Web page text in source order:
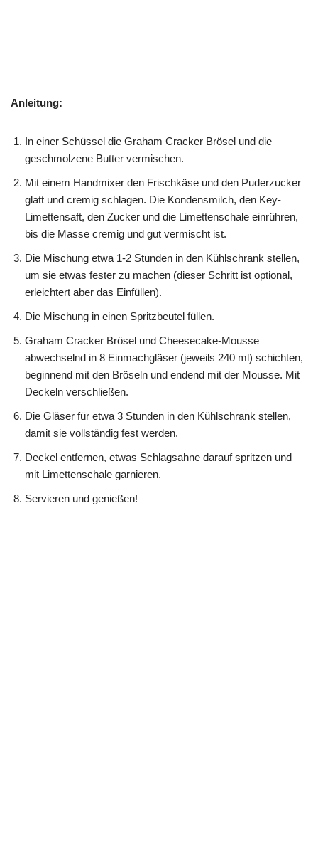
Anleitung:
In einer Schüssel die Graham Cracker Brösel und die
geschmolzene Butter vermischen.
Mit einem Handmixer den Frischkäse und den Puderzucker
glatt und cremig schlagen. Die Kondensmilch, den Key-
Limettensaft, den Zucker und die Limettenschale einrühren,
bis die Masse cremig und gut vermischt ist.
Die Mischung etwa 1-2 Stunden in den Kühlschrank stellen,
um sie etwas fester zu machen (dieser Schritt ist optional,
erleichtert aber das Einfüllen).
Die Mischung in einen Spritzbeutel füllen.
Graham Cracker Brösel und Cheesecake-Mousse
abwechselnd in 8 Einmachgläser (jeweils 240 ml) schichten,
beginnend mit den Bröseln und endend mit der Mousse. Mit
Deckeln verschließen.
Die Gläser für etwa 3 Stunden in den Kühlschrank stellen,
damit sie vollständig fest werden.
Deckel entfernen, etwas Schlagsahne darauf spritzen und
mit Limettenschale garnieren.
Servieren und genießen!